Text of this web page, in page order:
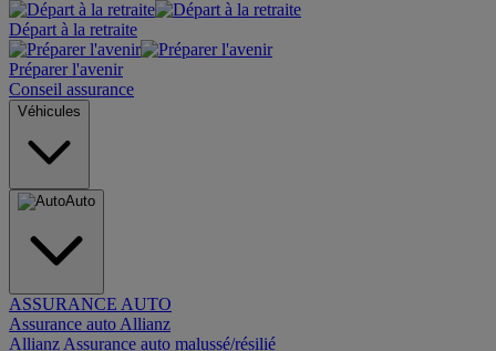
Départ à la retraite
Préparer l'avenir
Conseil assurance
Véhicules
Auto
ASSURANCE AUTO
Assurance auto Allianz
Allianz Assurance auto malussé/résilié